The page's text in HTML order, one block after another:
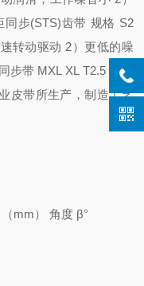
步(STS)齿带 规格 S2
转动驱动 2）更低的噪
带 MXL XL T2.5 T5 T
皮带所生产，制造工艺
（mm） 角度 β°